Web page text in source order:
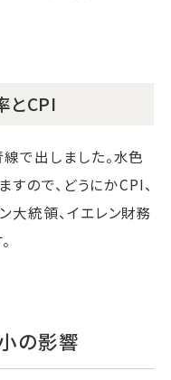
とCPI
で出しました。水色
ので、どうにかCPI、
大統領、イエレン財務
の影響